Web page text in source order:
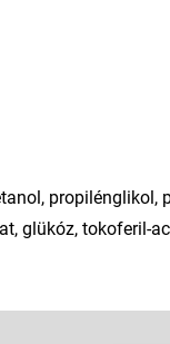
propilénglikol,
glükóz, tokoferil-